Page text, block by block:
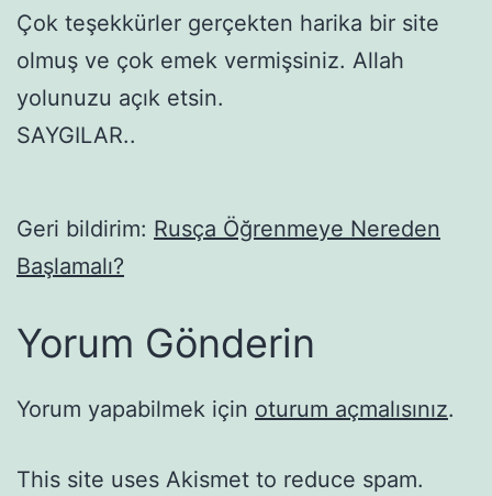
Çok teşekkürler gerçekten harika bir site
olmuş ve çok emek vermişsiniz. Allah
yolunuzu açık etsin.
SAYGILAR..
Geri bildirim: Rusça Öğrenmeye Nereden
Başlamalı?
Yorum Gönderin
Yorum yapabilmek için oturum açmalısınız.
This site uses Akismet to reduce spam.